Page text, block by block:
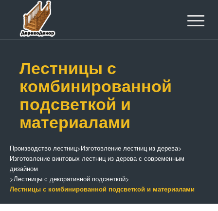
Лестницы с
комбинированной
подсветкой и
материалами
Производство лестниц>Изготовление лестниц из дерева>
Изготовление винтовых лестниц из дерева с современным
дизайном
>Лестницы с декоративной подсветкой>
Лестницы с комбинированной подсветкой и материалами